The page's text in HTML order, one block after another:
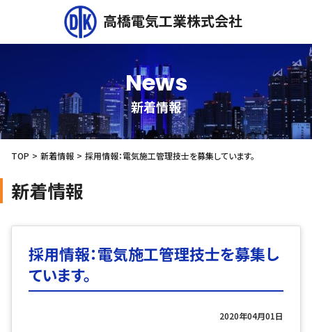
高橋電気工業株式会社
News
新着情報
TOP 新着情報 採用情報：電気施工管理技士を募集しています。
新着情報
採用情報：電気施工管理技士を募集し
ています。
2020年04月01日